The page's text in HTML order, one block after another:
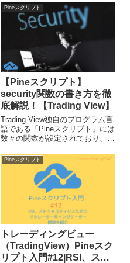
比率）の読み方有料プランで使え
るバックテスト機能の違い「この
手法って本当に勝てるの？」と思
ったとき、感覚では...
Pineスクリプト
【Pineスクリプト】
security関数の書き方を徹
底解説！【Trading View】
Trading View独自のプログラム言
語である「Pineスクリプト」には
数々の関数が設定されており、中
す。この関数を使うことで表示し
ているチャートとは別のシンボ
ル・銘柄を同じチャート上に表示
させたり、...
Pineスクリプト
トレーディングビュー
（TradingView）Pineスク
リプト入門#12|RSI、スト